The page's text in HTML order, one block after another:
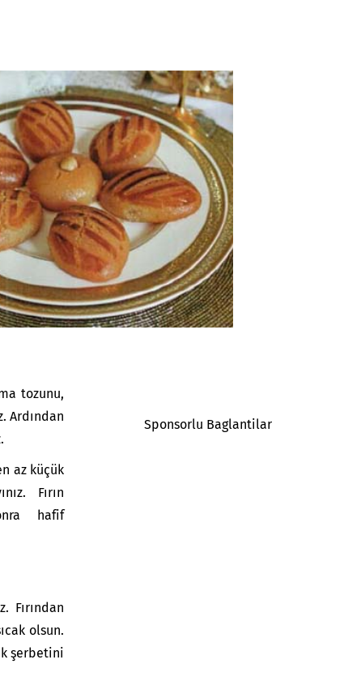
Sponsorlu Baglantilar
tozunu,
Ardından
az küçük
Fırın
hafif
Fırından
olsun.
şerbetini